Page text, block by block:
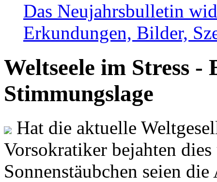
Das Neujahrsbulletin
Erkundungen, Bilder,
Weltseele im Stress -
Stimmungslage
Hat die aktuelle
Vorsokratiker bejahten
Sonnenstäubchen seien